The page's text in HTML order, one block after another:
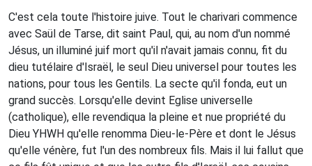
C'est cela toute l'histoire juive. Tout le charivari commence
avec Saül de Tarse, dit saint Paul, qui, au nom d'un nommé
Jésus, un illuminé juif mort qu'il n'avait jamais connu, fit du
dieu tutélaire d'Israël, le seul Dieu universel pour toutes les
nations, pour tous les Gentils. La secte qu'il fonda, eut un
grand succès. Lorsqu'elle devint Eglise universelle
(catholique), elle revendiqua la pleine et nue propriété du
Dieu YHWH qu'elle renomma Dieu-le-Père et dont le Jésus
qu'elle vénère, fut l'un des nombreux fils. Mais il lui fallut que